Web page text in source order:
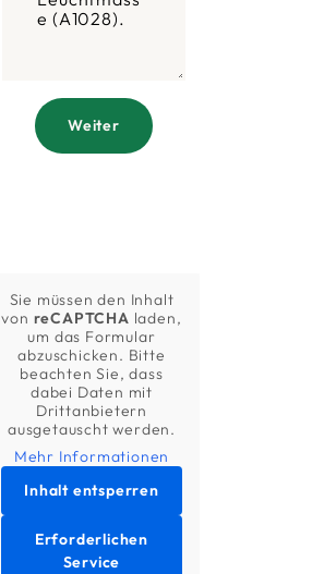
Weiter
Sie müssen den Inhalt
von reCAPTCHA laden,
um das Formular
abzuschicken. Bitte
beachten Sie, dass
dabei Daten mit
Drittanbietern
ausgetauscht werden.
Mehr Informationen
Inhalt entsperren
Erforderlichen
Service